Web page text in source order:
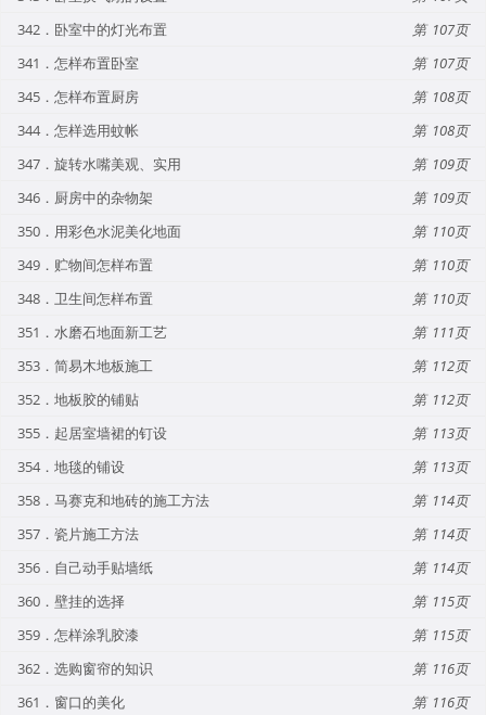
342．卧室中的灯光布置
107
341．怎样布置卧室
107
345．怎样布置厨房
108
344．怎样选用蚊帐
108
347．旋转水嘴美观、实用
109
346．厨房中的杂物架
109
350．用彩色水泥美化地面
110
349．贮物间怎样布置
110
348．卫生间怎样布置
110
351．水磨石地面新工艺
111
353．简易木地板施工
112
352．地板胶的铺贴
112
355．起居室墙裙的钉设
113
354．地毯的铺设
113
358．马赛克和地砖的施工方法
114
357．瓷片施工方法
114
356．自己动手贴墙纸
114
360．壁挂的选择
115
359．怎样涂乳胶漆
115
362．选购窗帘的知识
116
361．窗口的美化
116